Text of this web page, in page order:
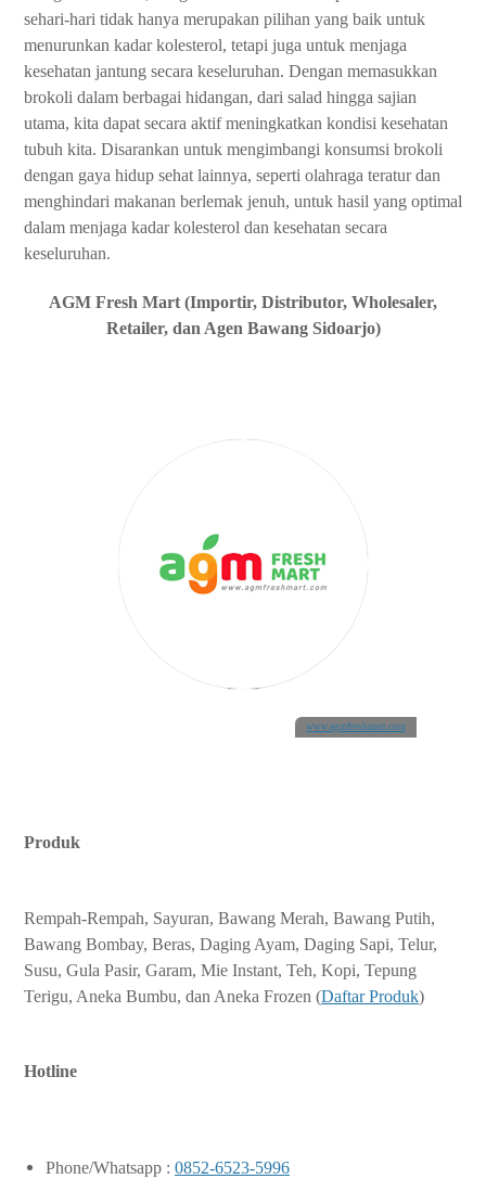
sehari-hari tidak hanya merupakan pilihan yang baik untuk
menurunkan kadar kolesterol, tetapi juga untuk menjaga
kesehatan jantung secara keseluruhan. Dengan memasukkan
brokoli dalam berbagai hidangan, dari salad hingga sajian
utama, kita dapat secara aktif meningkatkan kondisi kesehatan
tubuh kita. Disarankan untuk mengimbangi konsumsi brokoli
dengan gaya hidup sehat lainnya, seperti olahraga teratur dan
menghindari makanan berlemak jenuh, untuk hasil yang optimal
dalam menjaga kadar kolesterol dan kesehatan secara
keseluruhan.
AGM Fresh Mart (Importir, Distributor, Wholesaler,
Retailer, dan Agen Bawang Sidoarjo)
www.agmfreshmart.com
Produk
Rempah-Rempah, Sayuran, Bawang Merah, Bawang Putih,
Bawang Bombay, Beras, Daging Ayam, Daging Sapi, Telur,
Susu, Gula Pasir, Garam, Mie Instant, Teh, Kopi, Tepung
Terigu, Aneka Bumbu, dan Aneka Frozen (Daftar Produk)
Hotline
Phone/Whatsapp : 0852-6523-5996